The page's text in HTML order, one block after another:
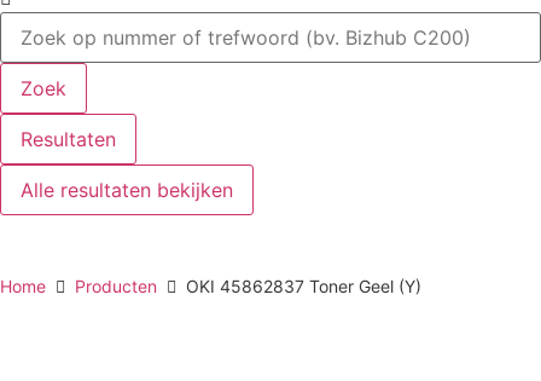
Zoek
Resultaten
Alle resultaten bekijken
Home Producten OKI 45862837 Toner Geel (Y)